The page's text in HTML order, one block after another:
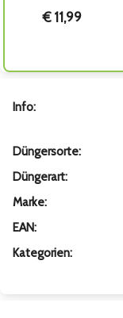
€ 11,99
Info:
Düngersorte:
Düngerart:
Marke:
EAN:
Kategorien: